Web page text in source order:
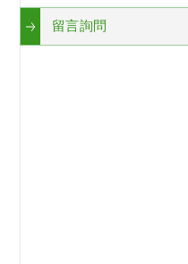
留言詢問